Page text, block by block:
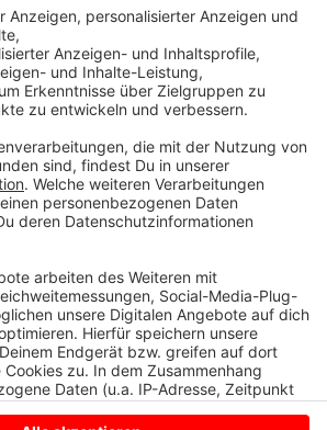
Arbeitszeitregelungen und
Das heißt, bei den
gespart werden. Gleichzeitig wurde
dass ins globale Geschäft
einem geplanten Einstieg in den